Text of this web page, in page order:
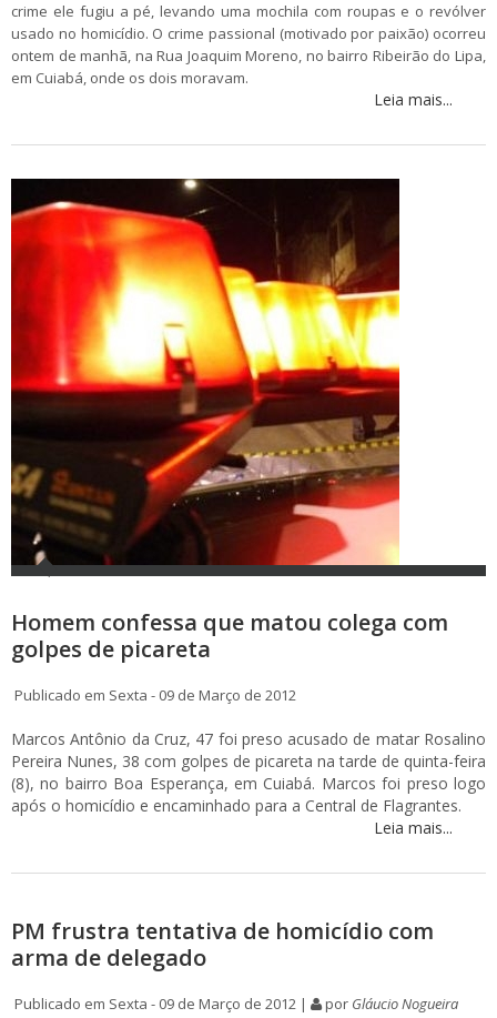
crime ele fugiu a pé, levando uma mochila com roupas e o revólver
usado no homicídio. O crime passional (motivado por paixão) ocorreu
ontem de manhã, na Rua Joaquim Moreno, no bairro Ribeirão do Lipa,
em Cuiabá, onde os dois moravam.
Leia mais...
Homem confessa que matou colega com
golpes de picareta
Publicado em Sexta - 09 de Março de 2012
Marcos Antônio da Cruz, 47 foi preso acusado de matar Rosalino
Pereira Nunes, 38 com golpes de picareta na tarde de quinta-feira
(8), no bairro Boa Esperança, em Cuiabá. Marcos foi preso logo
após o homicídio e encaminhado para a Central de Flagrantes.
Leia mais...
PM frustra tentativa de homicídio com
arma de delegado
Publicado em Sexta - 09 de Março de 2012 | por Gláucio Nogueira